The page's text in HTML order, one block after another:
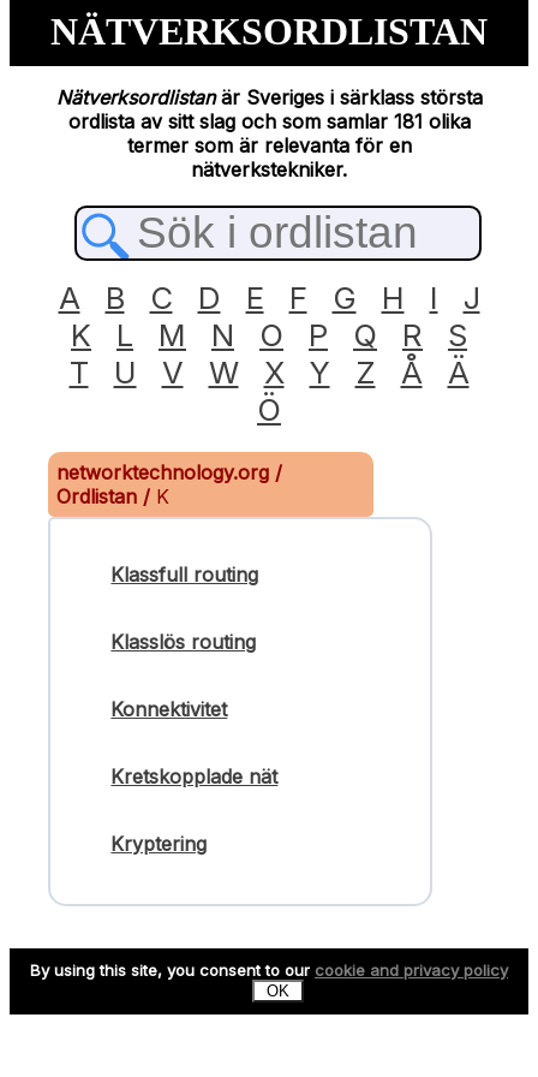
NÄTVERKSORDLISTAN
Nätverksordlistanär Sveriges i särklass största
ordlista av sitt slag och som samlar 181 olika
termer som är relevanta för en
nätverkstekniker.
A B C D E F G H I
J
K
L M N O P Q R
S
T
U V W X Y Z Å
Ä
Ö
networktechnology.org /
Ordlistan / K
Klassfull routing
Klasslös routing
Konnektivitet
Kretskopplade nät
Kryptering
By using this site, you consent to our cookie and privacy policy